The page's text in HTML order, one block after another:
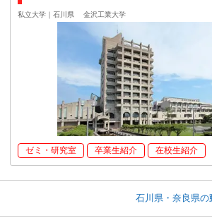
私立大学｜石川県 金沢工業大学
ゼミ・研究室 卒業生紹介 在校生紹介
石川県・奈良県